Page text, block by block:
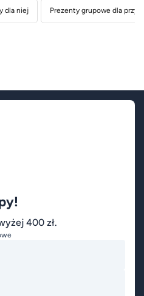
dla niej Prezenty grupowe dla
400 zł.